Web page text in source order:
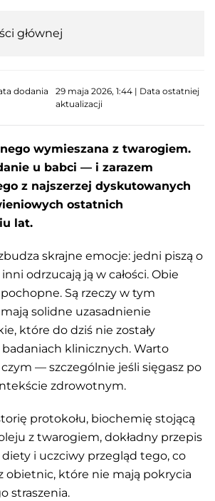
głównej
dodania
29 maja 2026, 1:44 | Data ostatniej
aktualizacji
wymieszana z twarogiem.
u babci — i zarazem
z najszerzej dyskutowanych
ostatnich
lat.
skrajne emocje: jedni piszą o
odrzucają ją w całości. Obie
Są rzeczy w tym
solidne uzasadnienie
które do dziś nie zostały
klinicznych. Warto
— szczególnie jeśli sięgasz po
zdrowotnym.
protokołu, biochemię stojącą
z twarogiem, dokładny przepis
diety i uczciwy przegląd tego, co
obietnic, które nie mają pokrycia
straszenia.